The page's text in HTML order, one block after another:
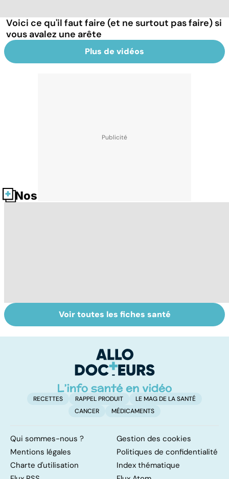
Voici ce qu'il faut faire (et ne surtout pas faire) si
vous avalez une arête
Plus de vidéos
Nos fiches santé
Le TDAH, un
trouble de
hyperactivité
La main, un outil
utile mais fragile
Voir toutes les fiches santé
RECETTES RAPPEL PRODUIT
LE MAG DE LA SANTÉ
CANCER
MÉDICAMENTS
Qui sommes-nous ?
Gestion des cookies
Mentions légales
Politiques de confidentialité
Charte d'utilisation
Index thématique